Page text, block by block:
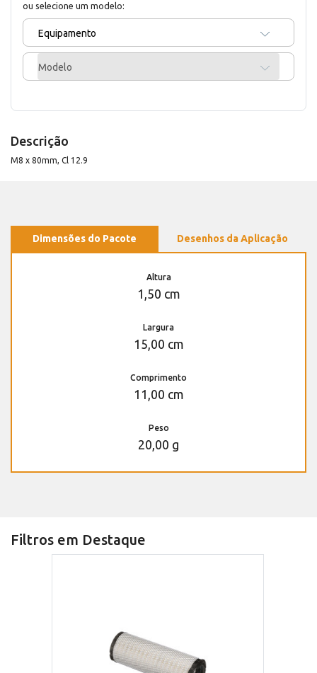
ou selecione um modelo:
Equipamento
Modelo
Descrição
M8 x 80mm, Cl 12.9
Dimensões do Pacote Desenhos da Aplicação
Altura
1,50 cm
Largura
15,00 cm
Comprimento
11,00 cm
Peso
20,00 g
Filtros em Destaque